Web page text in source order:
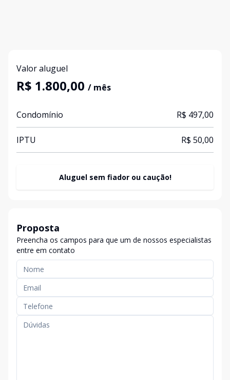
Valor aluguel
R$ 1.800,00 / mês
Condomínio R$ 497,00
IPTU R$ 50,00
Aluguel sem fiador ou caução!
Proposta
Preencha os campos para que um de nossos especialistas
entre em contato